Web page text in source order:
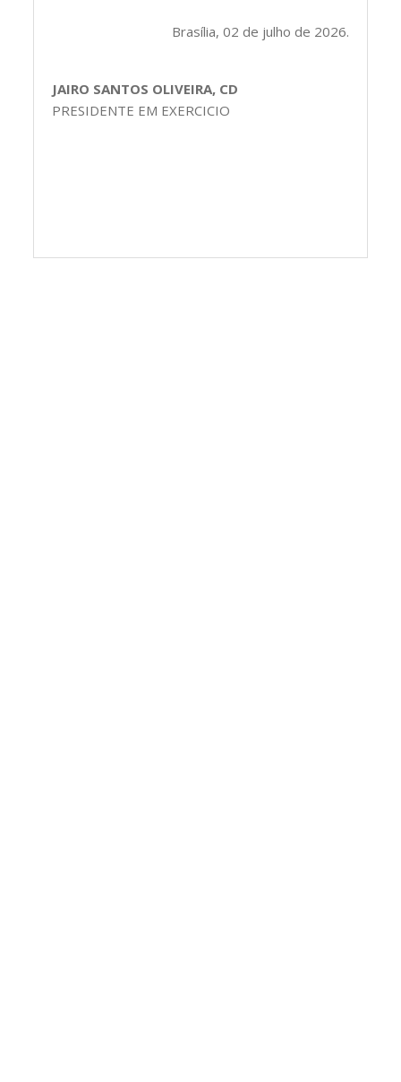
Brasília, 02 de julho de 2026.
JAIRO SANTOS OLIVEIRA, CD
PRESIDENTE EM EXERCICIO